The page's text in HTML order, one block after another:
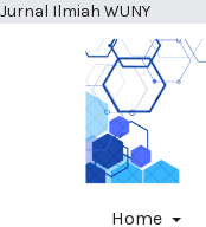
Jurnal Ilmiah WUNY
Home